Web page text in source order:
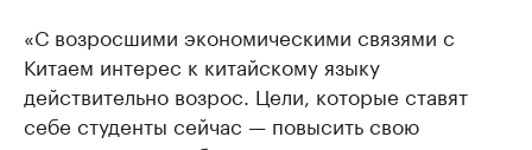
«С возросшими экономическими связями с
Китаем интерес к китайскому языку
действительно возрос. Цели, которые ставят
себе студенты сейчас — повысить свою